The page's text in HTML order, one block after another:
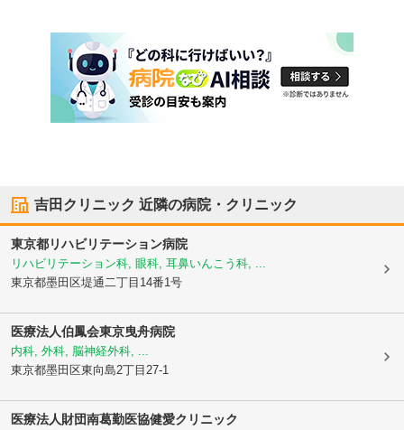
吉田クリニック 近隣の病院・クリニック
東京都リハビリテーション病院
リハビリテーション科, 眼科, 耳鼻いんこう科, ...
東京都墨田区堤通二丁目14番1号
医療法人伯鳳会東京曳舟病院
内科, 外科, 脳神経外科, ...
東京都墨田区東向島2丁目27-1
医療法人財団南葛勤医協健愛クリニック